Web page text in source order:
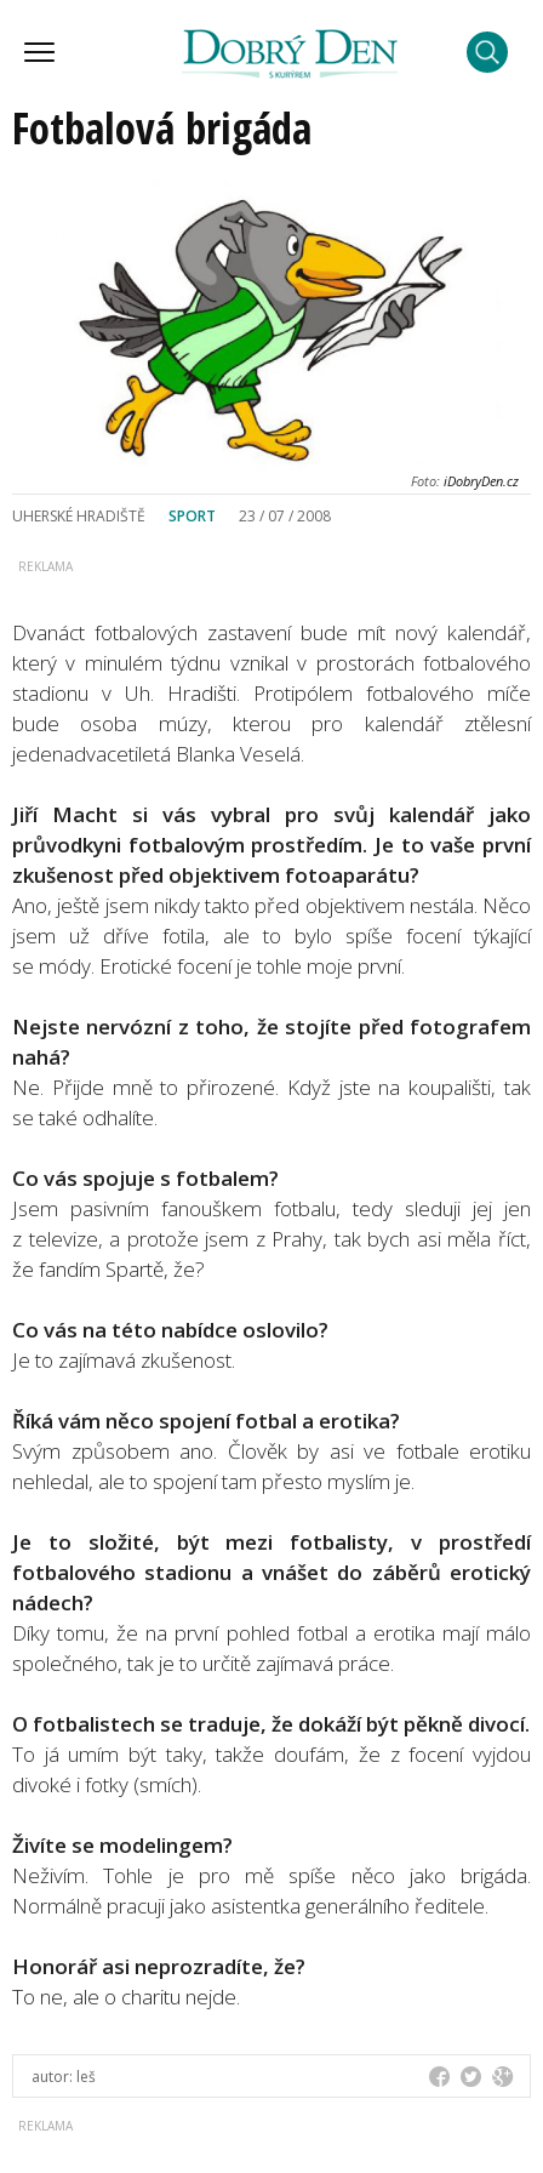
Fotbalová brigáda
Foto: iDobryDen.cz
UHERSKÉ HRADIŠTĚ SPORT 23 / 07 / 2008
Dvanáct fotbalových zastavení bude mít nový kalendář,
který v minulém týdnu vznikal v prostorách fotbalového
stadionu v Uh. Hradišti. Protipólem fotbalového míče
bude osoba múzy, kterou pro kalendář ztělesní
jedenadvacetiletá Blanka Veselá.
Jiří Macht si vás vybral pro svůj kalendář jako
průvodkyni fotbalovým prostředím. Je to vaše první
zkušenost před objektivem fotoaparátu?
Ano, ještě jsem nikdy takto před objektivem nestála. Něco
jsem už dříve fotila, ale to bylo spíše focení týkající
se módy. Erotické focení je tohle moje první.
Nejste nervózní z toho, že stojíte před fotografem
nahá?
Ne. Přijde mně to přirozené. Když jste na koupališti, tak
se také odhalíte.
Co vás spojuje s fotbalem?
Jsem pasivním fanouškem fotbalu, tedy sleduji jej jen
z televize, a protože jsem z Prahy, tak bych asi měla říct,
že fandím Spartě, že?
Co vás na této nabídce oslovilo?
Je to zajímavá zkušenost.
Říká vám něco spojení fotbal a erotika?
Svým způsobem ano. Člověk by asi ve fotbale erotiku
nehledal, ale to spojení tam přesto myslím je.
Je to složité, být mezi fotbalisty, v prostředí
fotbalového stadionu a vnášet do záběrů erotický
nádech?
Díky tomu, že na první pohled fotbal a erotika mají málo
společného, tak je to určitě zajímavá práce.
O fotbalistech se traduje, že dokáží být pěkně divocí.
To já umím být taky, takže doufám, že z focení vyjdou
divoké i fotky (smích).
Živíte se modelingem?
Neživím. Tohle je pro mě spíše něco jako brigáda.
Normálně pracuji jako asistentka generálního ředitele.
Honorář asi neprozradíte, že?
To ne, ale o charitu nejde.
autor: leš